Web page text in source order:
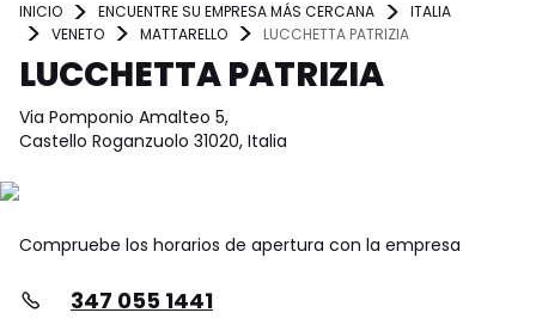
INICIO ENCUENTRE SU EMPRESA MÁS CERCANA
ITALIA
VENETO
MATTARELLO LUCCHETTA PATRIZIA
LUCCHETTA PATRIZIA
Via Pomponio Amalteo 5,
Castello Roganzuolo 31020, Italia
Compruebe los horarios de apertura con la empresa
347 055 1441